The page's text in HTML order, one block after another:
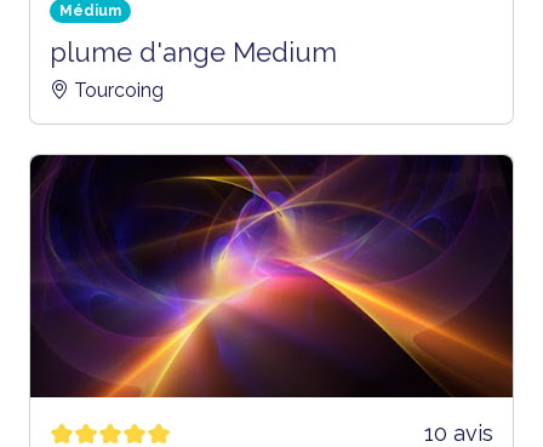
Médium
plume d'ange Medium
Tourcoing
10 avis